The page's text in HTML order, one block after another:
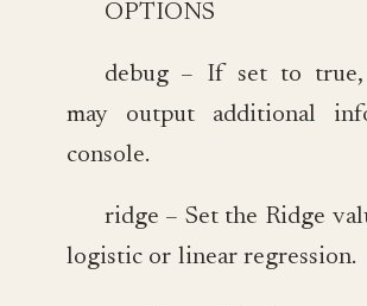
OPTIONS
debug – If set to true,
may output additional
console.
ridge – Set the Ridge
logistic or linear regression.